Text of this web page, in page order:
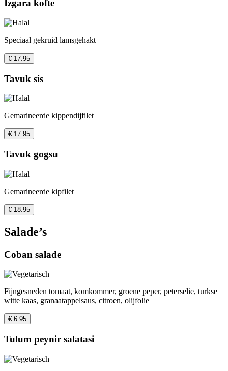
Izgara kofte
Speciaal gekruid lamsgehakt
€ 17.95
Tavuk sis
Gemarineerde kippendijfilet
€ 17.95
Tavuk gogsu
Gemarineerde kipfilet
€ 18.95
Salade’s
Coban salade
Fijngesneden tomaat, komkommer, groene peper, peterselie, turkse
witte kaas, granaatappelsaus, citroen, olijfolie
€ 6.95
Tulum peynir salatasi